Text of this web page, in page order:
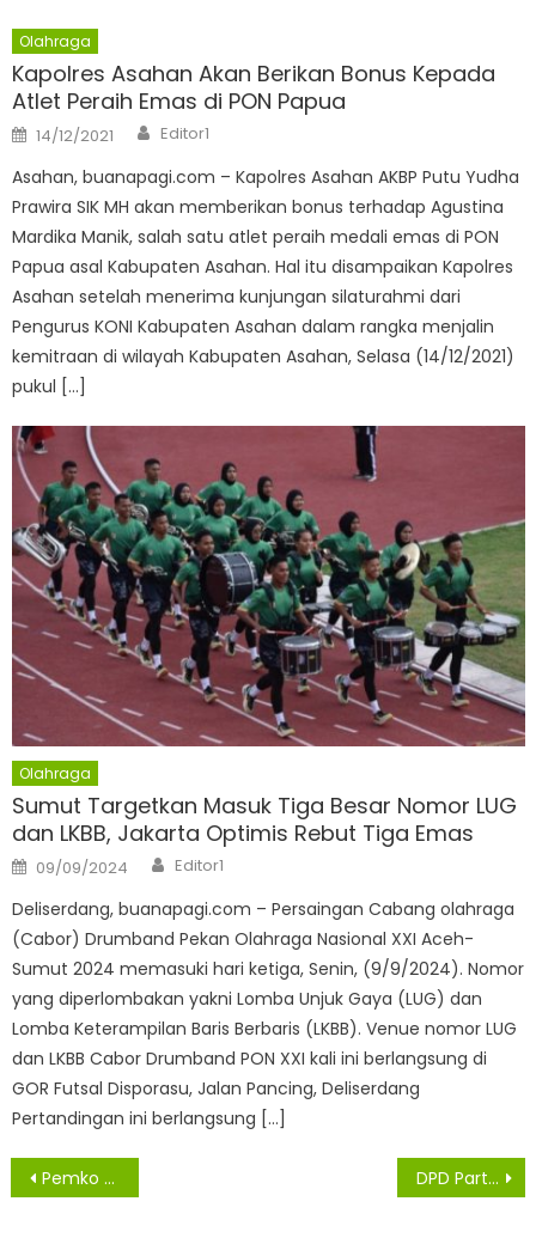
Olahraga
Kapolres Asahan Akan Berikan Bonus Kepada
Atlet Peraih Emas di PON Papua
Posted
on
14/12/2021 Author
Editor1
Asahan, buanapagi.com – Kapolres Asahan AKBP Putu Yudha
Prawira SIK MH akan memberikan bonus terhadap Agustina
Mardika Manik, salah satu atlet peraih medali emas di PON
Papua asal Kabupaten Asahan. Hal itu disampaikan Kapolres
Asahan setelah menerima kunjungan silaturahmi dari
Pengurus KONI Kabupaten Asahan dalam rangka menjalin
kemitraan di wilayah Kabupaten Asahan, Selasa (14/12/2021)
pukul […]
Olahraga
Sumut Targetkan Masuk Tiga Besar Nomor LUG
dan LKBB, Jakarta Optimis Rebut Tiga Emas
Posted
on
09/09/2024 Author
Editor1
Deliserdang, buanapagi.com – Persaingan Cabang olahraga
(Cabor) Drumband Pekan Olahraga Nasional XXI Aceh-
Sumut 2024 memasuki hari ketiga, Senin, (9/9/2024). Nomor
yang diperlombakan yakni Lomba Unjuk Gaya (LUG) dan
Lomba Keterampilan Baris Berbaris (LKBB). Venue nomor LUG
dan LKBB Cabor Drumband PON XXI kali ini berlangsung di
GOR Futsal Disporasu, Jalan Pancing, Deliserdang
Pertandingan ini berlangsung […]
Navigasi
Pemko Medan Apresiasi IKAPTK Bagi 10 Ribu Masker Gratis DPD Partai Gelora Kabupaten Asahan Jatuhkan Dukungan Ke Surya – Taufik